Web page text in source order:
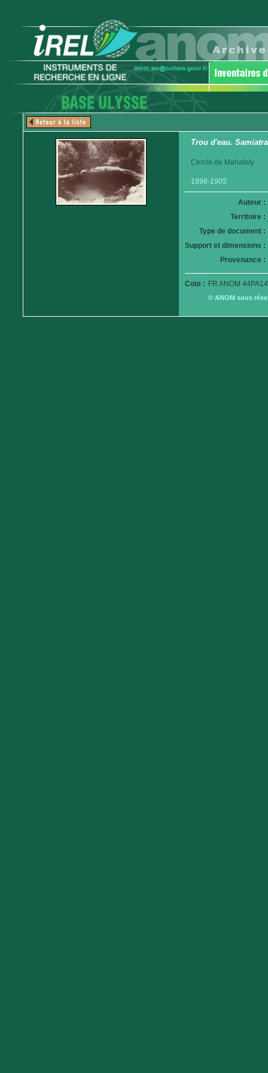
Trou d'eau. Samiatra
Cercle de Mahafaly
1896-1905
Auteur :
Territoire :
Type de document :
Support et dimensions :
Provenance :
Cote : FR ANOM
© ANOM sous